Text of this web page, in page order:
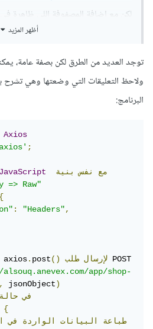
أظهر المزيد
توجد العديد من الطرق لكن بصفة عامة،
ولاحظ التعليقات التي وضعتها وهي
البرنامج:
Axios
;
JavaScript مع نفس
بنية
=> Raw"
{
: "Headers",
axios.post() لإرسال طلب
POST
app/shop-
, jsonObject)
في حالة
{
طباعة البيانات الواردة في